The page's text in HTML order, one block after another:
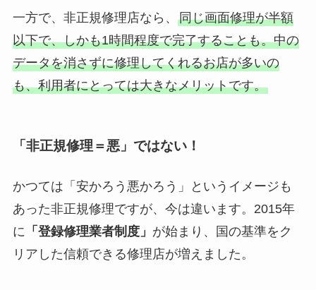
一方で、非正規修理店なら、 同じ画面修理が半額
以下で、しかも1時間程度で完了することも。中の
データを消さずに修理してくれるお店が多いの
も、利用者にとっては大きなメリットです。
「非正規修理＝悪」ではない！
かつては「安かろう悪かろう」というイメージも
あった非正規修理ですが、今は違います。2015年
に 「登録修理業者制度」 が始まり、国の基準をク
リアした信頼できる修理店が増えました。